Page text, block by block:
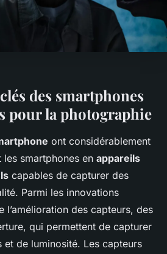
des smartphones
pour la photographie
ont considérablement
smartphones en appareils
capables de capturer des
Parmi les innovations
l’amélioration des capteurs, des
qui permettent de capturer
et de luminosité. Les capteurs